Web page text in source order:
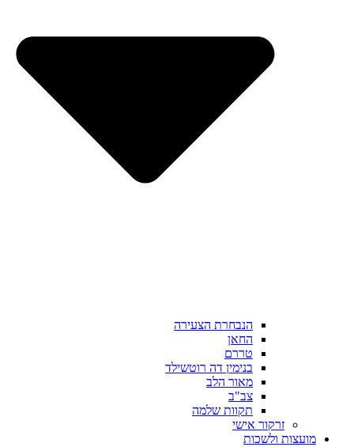
הנבחרת הצעירה
החאן
טררם
בנימין דה רוטשילד
מאור הלב
צב"ב
תקוות שלמה
זרקור אישי
מועצות ולשכות